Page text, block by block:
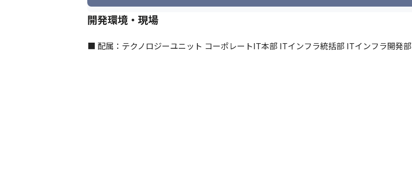
開発環境・現場
■ 配属：テクノロジーユニット コーポレートIT本部 ITインフラ統括部 ITインフラ開発部